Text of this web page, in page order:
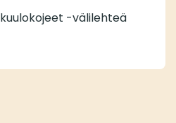
-välilehteä